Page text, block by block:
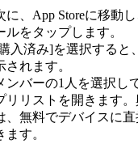
に、App Storeに移動
をタップします。
入済み]を選択すると
れます。
ンバーの1人を選択し
リリストを開きます
、無料でデバイスに
す。